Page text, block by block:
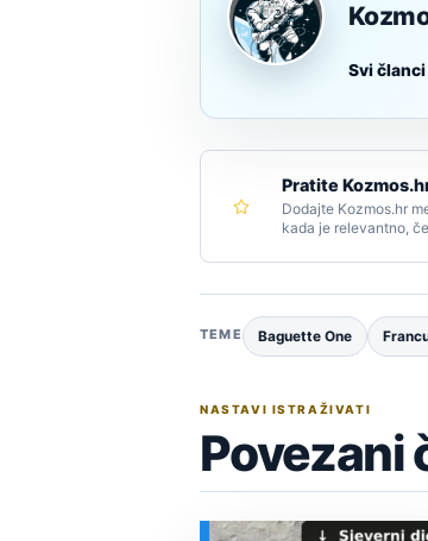
Svi
Pratite
Dodajte Kozmos.hr
kada je relevantno,
TEME Baguette One
NASTAVI ISTRAŽIVATI
Povezani